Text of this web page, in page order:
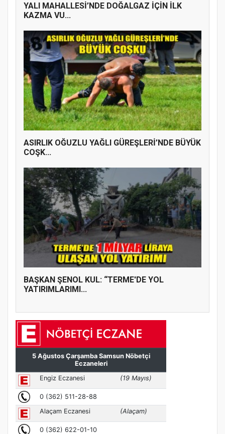
YALI MAHALLESİ’NDE DOĞALGAZ İÇİN İLK
KAZMA VU...
ASIRLIK OĞUZLU YAĞLI GÜREŞLERİ’NDE BÜYÜK
COŞK...
BAŞKAN ŞENOL KUL: “TERME'DE YOL
YATIRIMLARIMI...